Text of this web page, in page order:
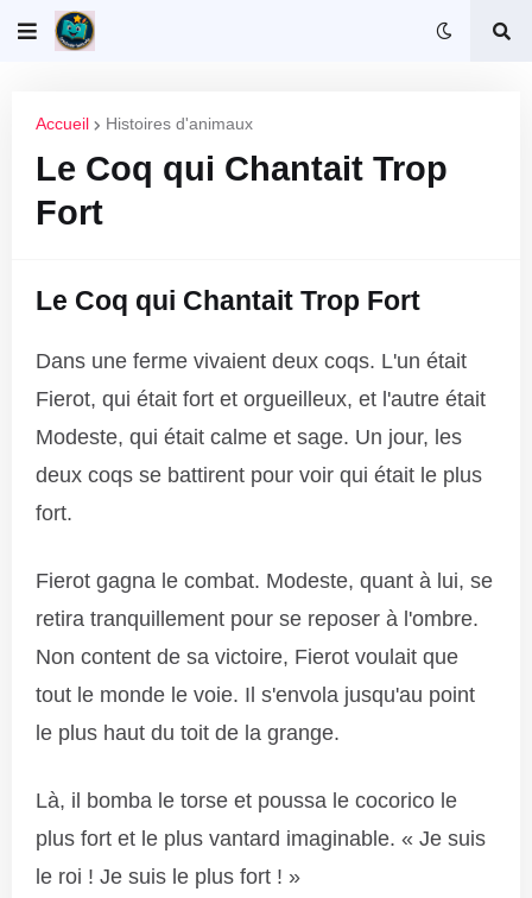
Accueil Histoires d'animaux
Le Coq qui Chantait Trop
Fort
Le Coq qui Chantait Trop Fort
Dans une ferme vivaient deux coqs. L'un était
Fierot, qui était fort et orgueilleux, et l'autre était
Modeste, qui était calme et sage. Un jour, les
deux coqs se battirent pour voir qui était le plus
fort.
Fierot gagna le combat. Modeste, quant à lui, se
retira tranquillement pour se reposer à l'ombre.
Non content de sa victoire, Fierot voulait que
tout le monde le voie. Il s'envola jusqu'au point
le plus haut du toit de la grange.
Là, il bomba le torse et poussa le cocorico le
plus fort et le plus vantard imaginable. « Je suis
le roi ! Je suis le plus fort ! »